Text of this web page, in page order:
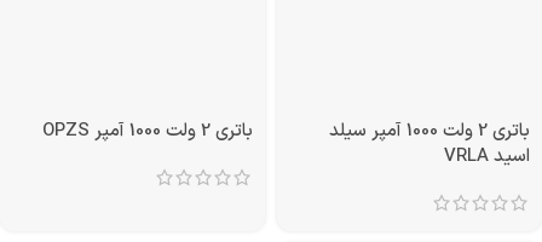
باتری 2 ولت 1000 آمپر سیلد
اسید VRLA
باتری 2 ولت 1000 آمپر OPZS